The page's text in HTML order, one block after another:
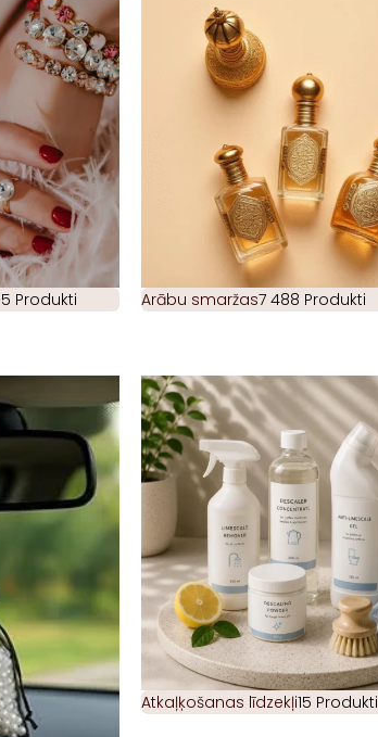
Produkti Arābu smaržas7 488 Produkti
Atkaļķošanas līdzekļi15 Produkti